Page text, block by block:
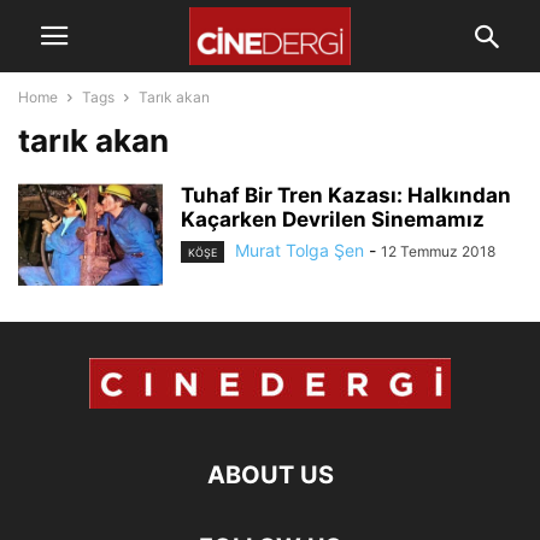
Home Tags Tarık akan
tarık akan
Tuhaf Bir Tren Kazası: Halkından
Kaçarken Devrilen Sinemamız
KÖŞE Murat Tolga Şen - 12 Temmuz 2018
ABOUT US